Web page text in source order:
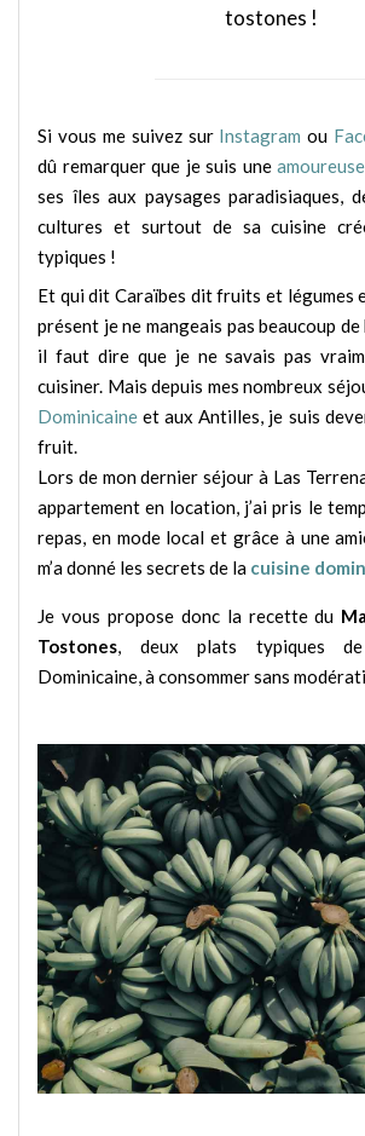
tostones !
Si vous me suivez sur Instagram ou
dû remarquer que je suis une
ses îles aux paysages paradisiaques,
cultures et surtout de sa cuisine
typiques !
Et qui dit Caraïbes dit fruits et légumes
présent je ne mangeais pas beaucoup
il faut dire que je ne savais pas
cuisiner. Mais depuis mes nombreux
Dominicaine et aux Antilles, je suis
fruit.
Lors de mon dernier séjour à Las
appartement en location, j’ai pris le
repas, en mode local et grâce à une
m’a donné les secrets de la cuisine
Je vous propose donc la recette du
Tostones, deux plats typiques de
Dominicaine, à consommer sans